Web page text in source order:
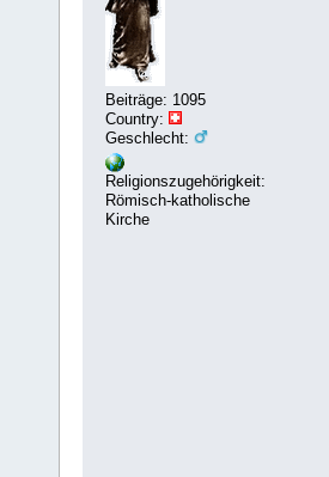
Beiträge: 1095
Country:
Geschlecht:
Religionszugehörigkeit:
Römisch-katholische
Kirche